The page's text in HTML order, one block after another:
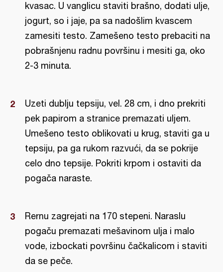
kvasac. U vanglicu staviti brašno, dodati ulje,
jogurt, so i jaje, pa sa nadošlim kvascem
zamesiti testo. Zamešeno testo prebaciti na
pobrašnjenu radnu površinu i mesiti ga, oko
2-3 minuta.
Uzeti dublju tepsiju, vel. 28 cm, i dno prekriti
pek papirom a stranice premazati uljem.
Umešeno testo oblikovati u krug, staviti ga u
tepsiju, pa ga rukom razvući, da se pokrije
celo dno tepsije. Pokriti krpom i ostaviti da
pogača naraste.
Rernu zagrejati na 170 stepeni. Naraslu
pogaču premazati mešavinom ulja i malo
vode, izbockati površinu čačkalicom i staviti
da se peče.